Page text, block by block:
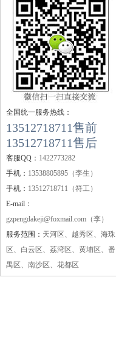
全国统一服务热线：
13512718711售前
13512718711售后
客服QQ： 1422773282
手机： 13538805895（李生）
手机： 13512718711（符工）
E-mail：
gzpengdakeji@foxmail.com（李）
服务范围： 天河区、越秀区、海珠
区、白云区、荔湾区、黄埔区、番
禺区、南沙区、花都区